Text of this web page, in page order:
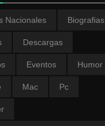
Nacionales Biografias
Descargas
Eventos Humor
Mac Pc